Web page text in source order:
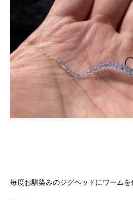
毎度お馴染みのジグヘッドにワームを